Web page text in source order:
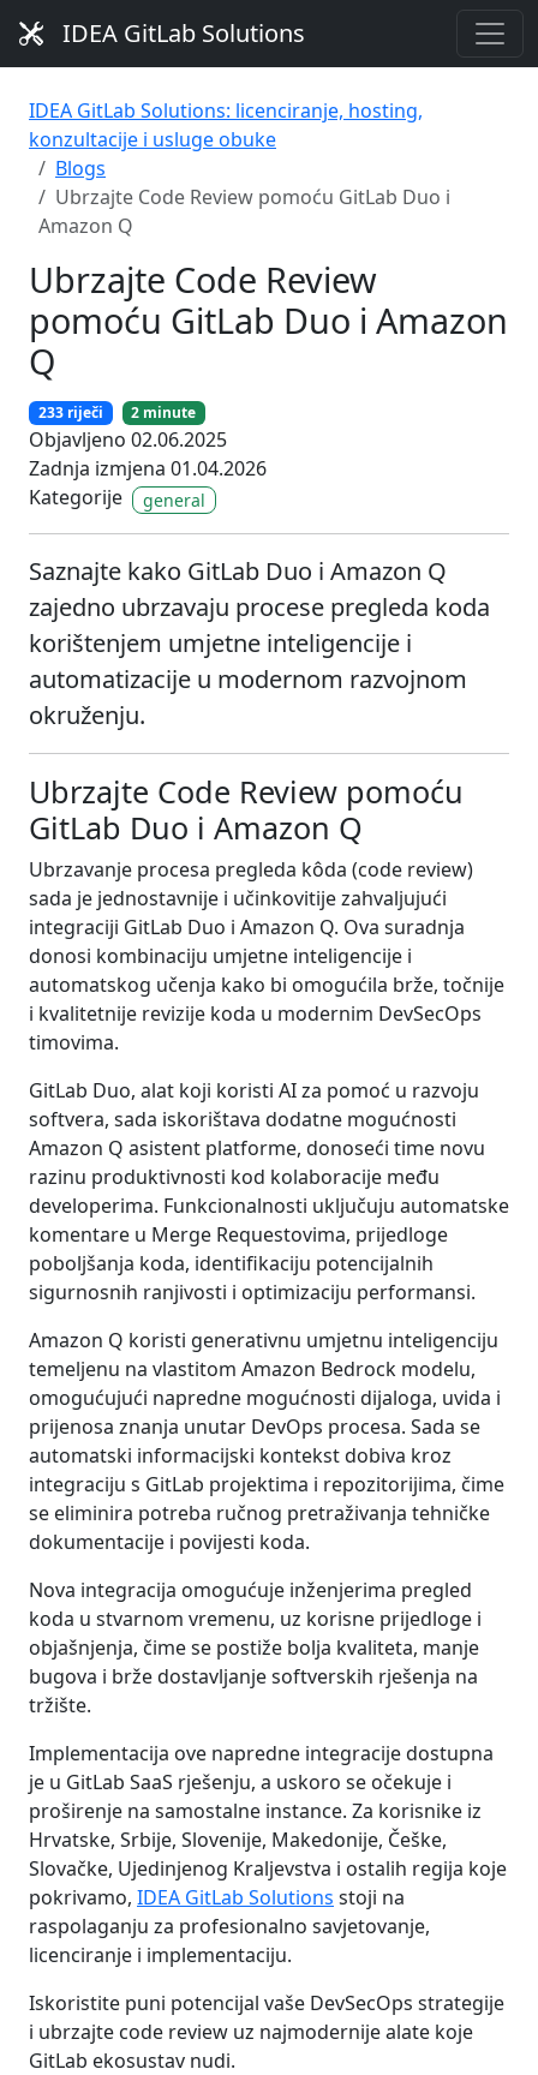
IDEA GitLab Solutions
IDEA GitLab Solutions: licenciranje, hosting,
konzultacije i usluge obuke
Blogs
Ubrzajte Code Review pomoću GitLab Duo i
Amazon Q
Ubrzajte Code Review
pomoću GitLab Duo i Amazon
Q
233 riječi 2 minute
Objavljeno 02.06.2025
Zadnja izmjena 01.04.2026
Kategorije
general
Saznajte kako GitLab Duo i Amazon Q
zajedno ubrzavaju procese pregleda koda
korištenjem umjetne inteligencije i
automatizacije u modernom razvojnom
okruženju.
Ubrzajte Code Review pomoću
GitLab Duo i Amazon Q
Ubrzavanje procesa pregleda kôda (code review)
sada je jednostavnije i učinkovitije zahvaljujući
integraciji GitLab Duo i Amazon Q. Ova suradnja
donosi kombinaciju umjetne inteligencije i
automatskog učenja kako bi omogućila brže, točnije
i kvalitetnije revizije koda u modernim DevSecOps
timovima.
GitLab Duo, alat koji koristi AI za pomoć u razvoju
softvera, sada iskorištava dodatne mogućnosti
Amazon Q asistent platforme, donoseći time novu
razinu produktivnosti kod kolaboracije među
developerima. Funkcionalnosti uključuju automatske
komentare u Merge Requestovima, prijedloge
poboljšanja koda, identifikaciju potencijalnih
sigurnosnih ranjivosti i optimizaciju performansi.
Amazon Q koristi generativnu umjetnu inteligenciju
temeljenu na vlastitom Amazon Bedrock modelu,
omogućujući napredne mogućnosti dijaloga, uvida i
prijenosa znanja unutar DevOps procesa. Sada se
automatski informacijski kontekst dobiva kroz
integraciju s GitLab projektima i repozitorijima, čime
se eliminira potreba ručnog pretraživanja tehničke
dokumentacije i povijesti koda.
Nova integracija omogućuje inženjerima pregled
koda u stvarnom vremenu, uz korisne prijedloge i
objašnjenja, čime se postiže bolja kvaliteta, manje
bugova i brže dostavljanje softverskih rješenja na
tržište.
Implementacija ove napredne integracije dostupna
je u GitLab SaaS rješenju, a uskoro se očekuje i
proširenje na samostalne instance. Za korisnike iz
Hrvatske, Srbije, Slovenije, Makedonije, Češke,
Slovačke, Ujedinjenog Kraljevstva i ostalih regija koje
pokrivamo, IDEA GitLab Solutions stoji na
raspolaganju za profesionalno savjetovanje,
licenciranje i implementaciju.
Iskoristite puni potencijal vaše DevSecOps strategije
i ubrzajte code review uz najmodernije alate koje
GitLab ekosustav nudi.